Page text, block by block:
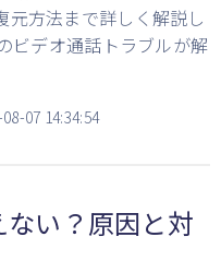
元方法まで詳しく解説し
ビデオ通話トラブルが解
07 14:34:54
い？原因と対